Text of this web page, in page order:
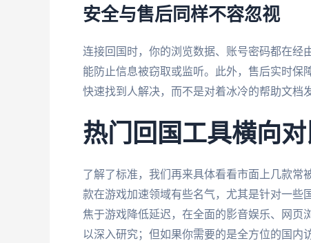
安全与售后同样不容忽视
连接回国时，你的浏览数据、账号密码都在经
能防止信息被窃取或监听。此外，售后实时保
快速找到人解决，而不是对着冰冷的帮助文档
热门回国工具横向
了解了标准，我们再来具体看看市面上几款常
款在游戏加速领域有些名气，尤其是针对一些
焦于游戏降低延迟，在全面的影音娱乐、网页
以深入研究；但如果你需要的是全方位的国内